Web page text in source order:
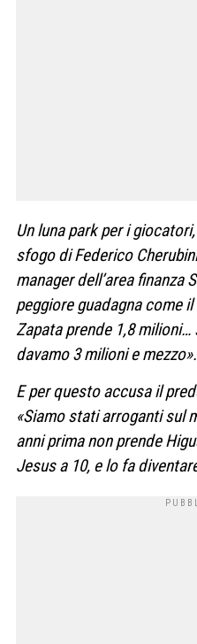
Un luna park per i
sfogo di Federico
manager dell’area finanza
peggiore guadagna come
Zapata prende 1,8
davamo 3 milioni e mezzo».
E per questo accusa il
«Siamo stati arroganti sul
anni prima non prende
Jesus a 10, e lo fa